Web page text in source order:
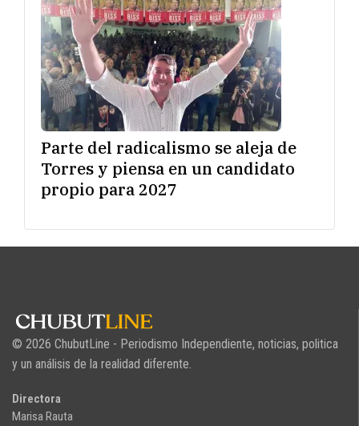
Parte del radicalismo se aleja de
Torres y piensa en un candidato
propio para 2027
© 2026 ChubutLine - Periodismo Independiente, noticias, politica
y un análisis de la realidad diferente.
Directora
Marisa Rauta